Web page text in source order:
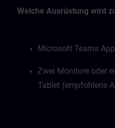
Welche Ausrüstung wird
Microsoft Teams
Zwei Monitore oder
Tablet (empfohlene